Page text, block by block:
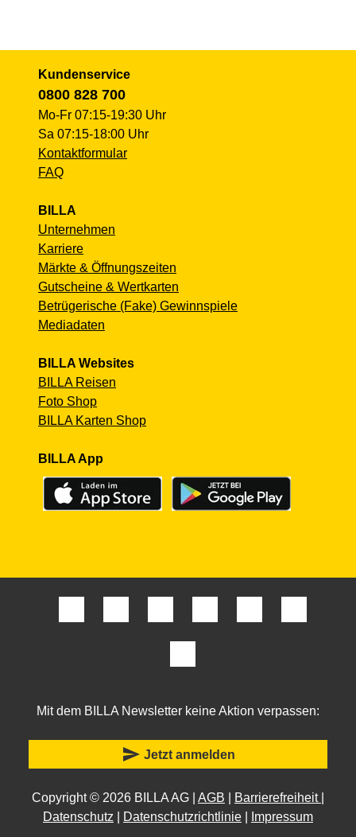
Kundenservice
0800 828 700
Mo-Fr 07:15-19:30 Uhr
Sa 07:15-18:00 Uhr
Kontaktformular
FAQ
BILLA
Unternehmen
Karriere
Märkte & Öffnungszeiten
Gutscheine & Wertkarten
Betrügerische (Fake) Gewinnspiele
Mediadaten
BILLA Websites
BILLA Reisen
Foto Shop
BILLA Karten Shop
BILLA App
Mit dem BILLA Newsletter keine Aktion verpassen:
send Jetzt anmelden
Copyright © 2026 BILLA AG | AGB Barrierefreiheit
Datenschutz
Datenschutzrichtlinie Impressum